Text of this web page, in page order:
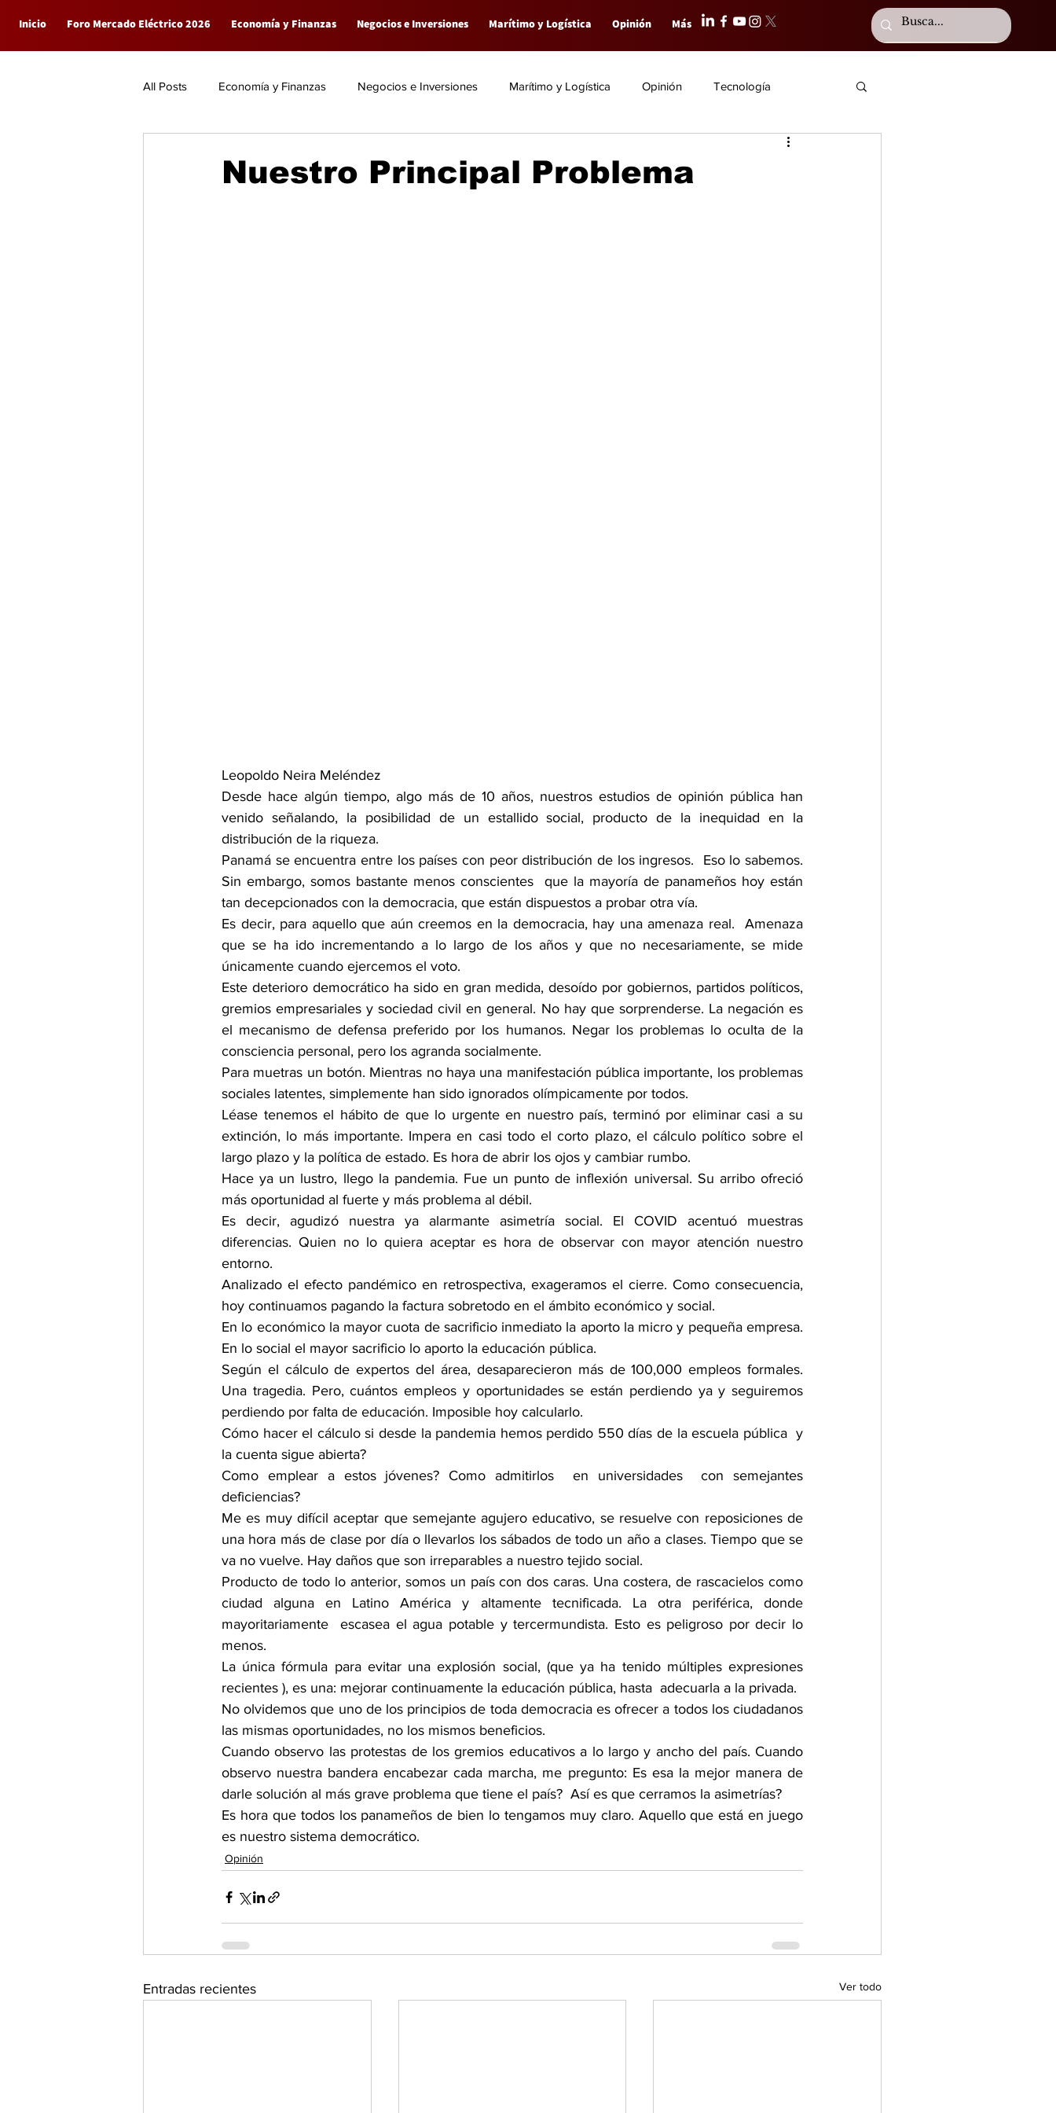
Inicio Foro Mercado Eléctrico 2026 Economía y Finanzas Negocios e Inversiones Marítimo y Logística Opinión Más
All Posts Economía y Finanzas Negocios e Inversiones Marítimo y Logística Opinión Tecnología
Nuestro Principal Problema
Leopoldo Neira Meléndez
Desde hace algún tiempo, algo más de 10 años, nuestros estudios de opinión pública han
venido señalando, la posibilidad de un estallido social, producto de la inequidad en la
distribución de la riqueza.
Panamá se encuentra entre los países con peor distribución de los ingresos.  Eso lo sabemos.
Sin embargo, somos bastante menos conscientes  que la mayoría de panameños hoy están
tan decepcionados con la democracia, que están dispuestos a probar otra vía.
Es decir, para aquello que aún creemos en la democracia, hay una amenaza real.  Amenaza
que se ha ido incrementando a lo largo de los años y que no necesariamente, se mide
únicamente cuando ejercemos el voto.
Este deterioro democrático ha sido en gran medida, desoído por gobiernos, partidos políticos,
gremios empresariales y sociedad civil en general. No hay que sorprenderse. La negación es
el mecanismo de defensa preferido por los humanos. Negar los problemas lo oculta de la
consciencia personal, pero los agranda socialmente.
Para muetras un botón. Mientras no haya una manifestación pública importante, los problemas
sociales latentes, simplemente han sido ignorados olímpicamente por todos.
Léase tenemos el hábito de que lo urgente en nuestro país, terminó por eliminar casi a su
extinción, lo más importante. Impera en casi todo el corto plazo, el cálculo político sobre el
largo plazo y la política de estado. Es hora de abrir los ojos y cambiar rumbo.
Hace ya un lustro, llego la pandemia. Fue un punto de inflexión universal. Su arribo ofreció
más oportunidad al fuerte y más problema al débil.
Es decir, agudizó nuestra ya alarmante asimetría social. El COVID acentuó muestras
diferencias. Quien no lo quiera aceptar es hora de observar con mayor atención nuestro
entorno.
Analizado el efecto pandémico en retrospectiva, exageramos el cierre. Como consecuencia,
hoy continuamos pagando la factura sobretodo en el ámbito económico y social.
En lo económico la mayor cuota de sacrificio inmediato la aporto la micro y pequeña empresa.
En lo social el mayor sacrificio lo aporto la educación pública.
Según el cálculo de expertos del área, desaparecieron más de 100,000 empleos formales.
Una tragedia. Pero, cuántos empleos y oportunidades se están perdiendo ya y seguiremos
perdiendo por falta de educación. Imposible hoy calcularlo.
Cómo hacer el cálculo si desde la pandemia hemos perdido 550 días de la escuela pública  y
la cuenta sigue abierta?
Como emplear a estos jóvenes? Como admitirlos  en universidades  con semejantes
deficiencias?
Me es muy difícil aceptar que semejante agujero educativo, se resuelve con reposiciones de
una hora más de clase por día o llevarlos los sábados de todo un año a clases. Tiempo que se
va no vuelve. Hay daños que son irreparables a nuestro tejido social.
Producto de todo lo anterior, somos un país con dos caras. Una costera, de rascacielos como
ciudad alguna en Latino América y altamente tecnificada. La otra periférica, donde
mayoritariamente  escasea el agua potable y tercermundista. Esto es peligroso por decir lo
menos.
La única fórmula para evitar una explosión social, (que ya ha tenido múltiples expresiones
recientes ), es una: mejorar continuamente la educación pública, hasta  adecuarla a la privada.
No olvidemos que uno de los principios de toda democracia es ofrecer a todos los ciudadanos
las mismas oportunidades, no los mismos beneficios.
Cuando observo las protestas de los gremios educativos a lo largo y ancho del país. Cuando
observo nuestra bandera encabezar cada marcha, me pregunto: Es esa la mejor manera de
darle solución al más grave problema que tiene el país?  Así es que cerramos la asimetrías?
Es hora que todos los panameños de bien lo tengamos muy claro. Aquello que está en juego
es nuestro sistema democrático.
Opinión
Entradas recientes Ver todo